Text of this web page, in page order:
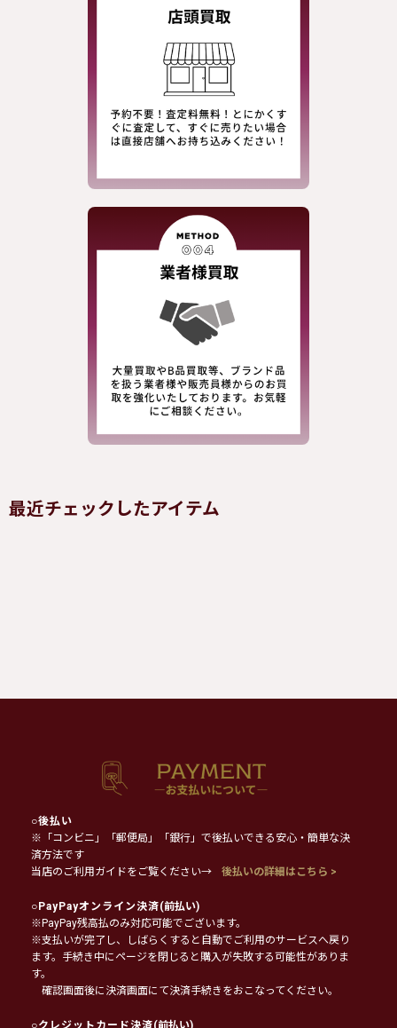
最近チェックしたアイテム
○後払い
※「コンビニ」「郵便局」「銀行」で後払いできる安心・簡単な決
済方法です
当店のご利用ガイドをご覧ください→
後払いの詳細はこちら >
○PayPayオンライン決済(前払い)
※PayPay残高払のみ対応可能でございます。
※支払いが完了し、しばらくすると自動でご利用のサービスへ戻り
ます。手続き中にページを閉じると購入が失敗する可能性がありま
す。
確認画面後に決済画面にて決済手続きをおこなってください。
○クレジットカード決済(前払い)